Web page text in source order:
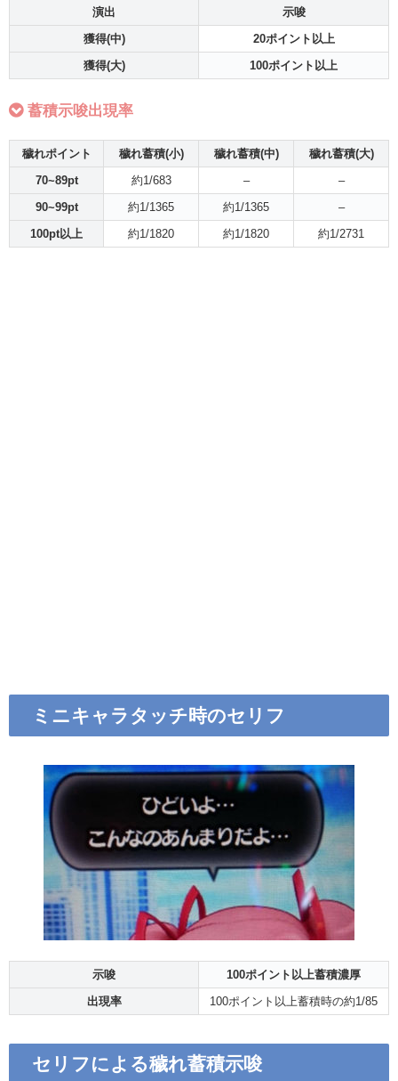
演出
示唆
獲得(中)
20ポイント以上
獲得(大)
100ポイント以上
蓄積示唆出現率
穢れポイント 穢れ蓄積(小) 穢れ蓄積(中)
穢れ蓄積(大)
70~89pt
約1/683 –
–
90~99pt
約1/1365 約1/1365
–
100pt以上
約1/1820 約1/1820 約1/2731
ミニキャラタッチ時のセリフ
示唆
100ポイント以上蓄積濃厚
出現率
100ポイント以上蓄積時の約1/85
セリフによる穢れ蓄積示唆